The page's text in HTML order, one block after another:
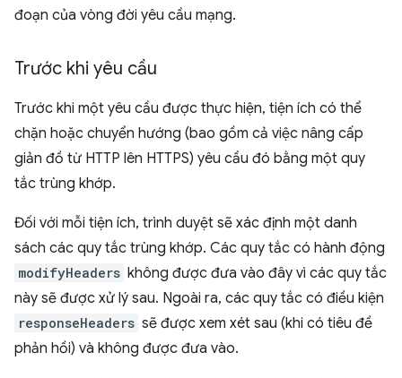
đoạn của vòng đời yêu cầu mạng.
Trước khi yêu cầu
Trước khi một yêu cầu được thực hiện, tiện ích có thể
chặn hoặc chuyển hướng (bao gồm cả việc nâng cấp
giản đồ từ HTTP lên HTTPS) yêu cầu đó bằng một quy
tắc trùng khớp.
Đối với mỗi tiện ích, trình duyệt sẽ xác định một danh
sách các quy tắc trùng khớp. Các quy tắc có hành động
modifyHeaders không được đưa vào đây vì các quy tắc
này sẽ được xử lý sau. Ngoài ra, các quy tắc có điều kiện
responseHeaders sẽ được xem xét sau (khi có tiêu đề
phản hồi) và không được đưa vào.